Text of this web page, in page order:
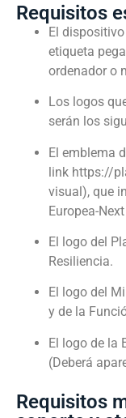
Requisitos
El
etiqueta
ordenador o
Los logos
serán los
El emblema
link https://
visual), que
Europea-
El logo del
Resiliencia.
El logo del
y de la
El logo de la
(Deberá
Requisitos